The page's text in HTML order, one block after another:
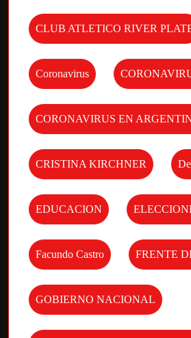
CLUB ATLETICO RIVER
Coronavirus
CORONAVIRUS EN
CRISTINA KIRCHNER
EDUCACION
Facundo Castro FRENTE
GOBIERNO NACIONAL